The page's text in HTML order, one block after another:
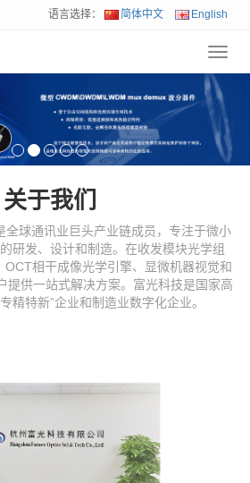
语言选择： 简体中文 English
关于我们
全球通讯业巨头产业链成员，专注于微小
研发、设计和制造。在收发模块光学组
相干成像光学引擎、显微机器视觉和
提供一站式解决方案。富光科技是国家高
精特新”企业和制造业数字化企业。